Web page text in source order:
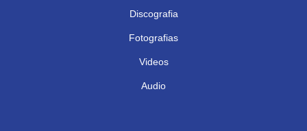
Discografia
Fotografias
Videos
Audio